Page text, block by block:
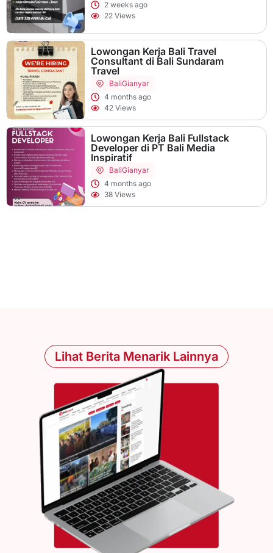
2 weeks ago
22 Views
Lowongan Kerja Bali Travel
Consultant di Bali Sundaram
Travel
BaliGianyar
4 months ago
42 Views
Lowongan Kerja Bali Fullstack
Developer di PT Bali Media
Inspiratif
BaliGianyar
4 months ago
38 Views
Lihat Berita Menarik Lainnya